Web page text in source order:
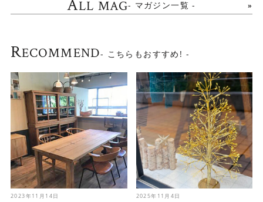
ALL MAG- マガジン一覧 -
RECOMMEND- こちらもおすすめ! -
2023年11月14日 2025年11月4日